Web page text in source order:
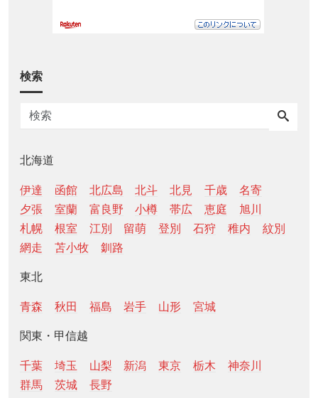
検索
北海道
伊達 函館 北広島 北斗 北見 千歳
名寄
夕張
室蘭 富良野 小樽 帯広 恵庭
旭川
札幌
根室 江別 留萌 登別 石狩 稚内
紋別
網走
苫小牧 釧路
東北
青森 秋田 福島 岩手 山形 宮城
関東・甲信越
千葉 埼玉 山梨 新潟 東京 栃木
神奈川
群馬
茨城 長野